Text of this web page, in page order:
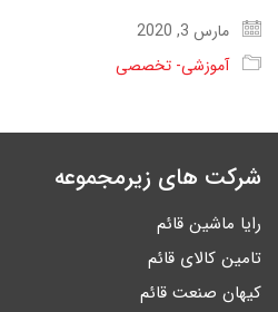
مارس 3, 2020
آموزشی- تخصصی
شرکت های زیرمجموعه
رایا ماشین قائم
تامین کالای قائم
کیهان صنعت قائم